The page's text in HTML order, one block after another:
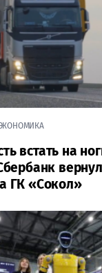
встать на
ГК «Сокол»